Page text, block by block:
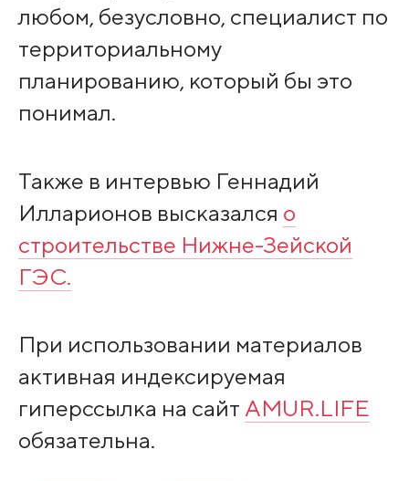
любом, безусловно, специалист по
территориальному
планированию, который бы это
понимал.
Также в интервью Геннадий
Илларионов высказался о
строительстве Нижне-Зейской
ГЭС.
При использовании материалов
активная индексируемая
гиперссылка на сайт AMUR.LIFE
обязательна.